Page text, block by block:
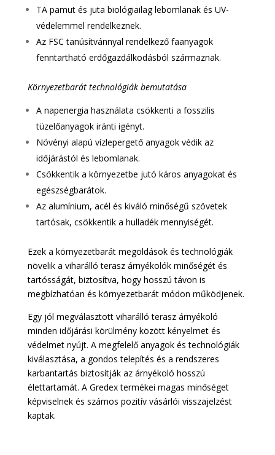
TA pamut és juta biológiailag lebomlanak és UV-
védelemmel rendelkeznek.
Az FSC tanúsítvánnyal rendelkező faanyagok
fenntartható erdőgazdálkodásból származnak.
Környezetbarát technológiák bemutatása
A napenergia használata csökkenti a fosszilis
tüzelőanyagok iránti igényt.
Növényi alapú vízlepergető anyagok védik az
időjárástól és lebomlanak.
Csökkentik a környezetbe jutó káros anyagokat és
egészségbarátok.
Az alumínium, acél és kiváló minőségű szövetek
tartósak, csökkentik a hulladék mennyiségét.
Ezek a környezetbarát megoldások és technológiák
növelik a viharálló terasz árnyékolók minőségét és
tartósságát, biztosítva, hogy hosszú távon is
megbízhatóan és környezetbarát módon működjenek.
Egy jól megválasztott viharálló terasz árnyékoló
minden időjárási körülmény között kényelmet és
védelmet nyújt. A megfelelő anyagok és technológiák
kiválasztása, a gondos telepítés és a rendszeres
karbantartás biztosítják az árnyékoló hosszú
élettartamát. A Gredex termékei magas minőséget
képviselnek és számos pozitív vásárlói visszajelzést
kaptak.